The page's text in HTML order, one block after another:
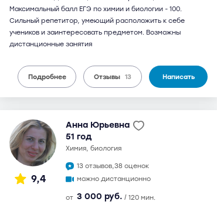
Максимальный балл ЕГЭ по химии и биологии - 100.
Сильный репетитор, умеющий расположить к себе
учеников и заинтересовать предметом. Возможны
дистанционные занятия
Подробнее Отзывы 13 Написать
9,4
Анна Юрьевна
51 год
химия, биология
13 отзывов,38 оценок
можно дистанционно
от 3 000 руб. / 120 мин.